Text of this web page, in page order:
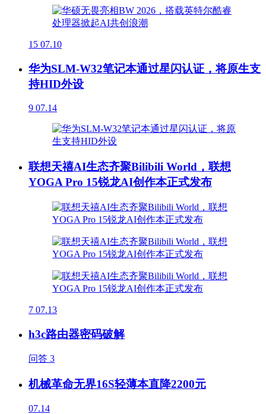
15 07.10
华为SLM-W32笔记本通过星闪认证，将原生支
持HID外设
9 07.14
联想天禧AI生态齐聚Bilibili World，联想
YOGA Pro 15锐龙AI创作本正式发布
7 07.13
h3c路由器密码破解
问答 3
机械革命无界16S轻薄本直降2200元
07.14